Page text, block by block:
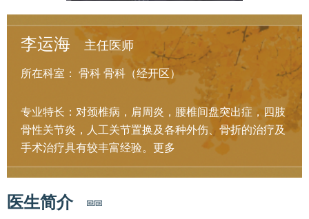
李运海 主任医师
所在科室： 骨科 骨科（经开区）
专业特长：对颈椎病，肩周炎，腰椎间盘突出症，四肢
骨性关节炎，人工关节置换及各种外伤、骨折的治疗及
手术治疗具有较丰富经验。 更多
医生简介